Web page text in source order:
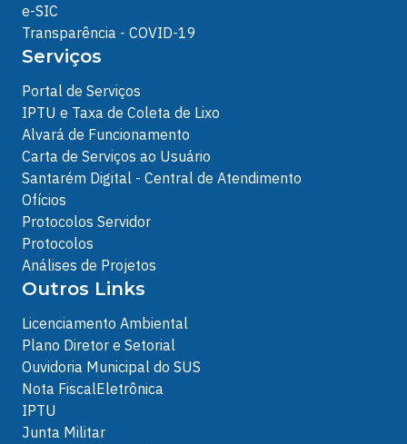
e-SIC
Transparência - COVID-19
Serviços
Portal de Serviços
IPTU e Taxa de Coleta de Lixo
Alvará de Funcionamento
Carta de Serviços ao Usuário
Santarém Digital - Central de Atendimento
Ofícios
Protocolos Servidor
Protocolos
Análises de Projetos
Outros Links
Licenciamento Ambiental
Plano Diretor e Setorial
Ouvidoria Municipal do SUS
Nota FiscalEletrônica
IPTU
Junta Militar